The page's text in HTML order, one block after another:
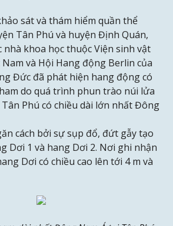
sát và thám hiểm quần thể
Tân Phú và huyện Định Quán,
khoa học thuộc Viện sinh vật
và Hội Hang động Berlin của
Đức đã phát hiện hang động có
do quá trình phun trào núi lửa
Phú có chiều dài lớn nhất Đông
cách bởi sự sụp đổ, đứt gẫy tạo
Dơi 1 và hang Dơi 2. Nơi ghi nhận
Dơi có chiều cao lên tới 4 m và